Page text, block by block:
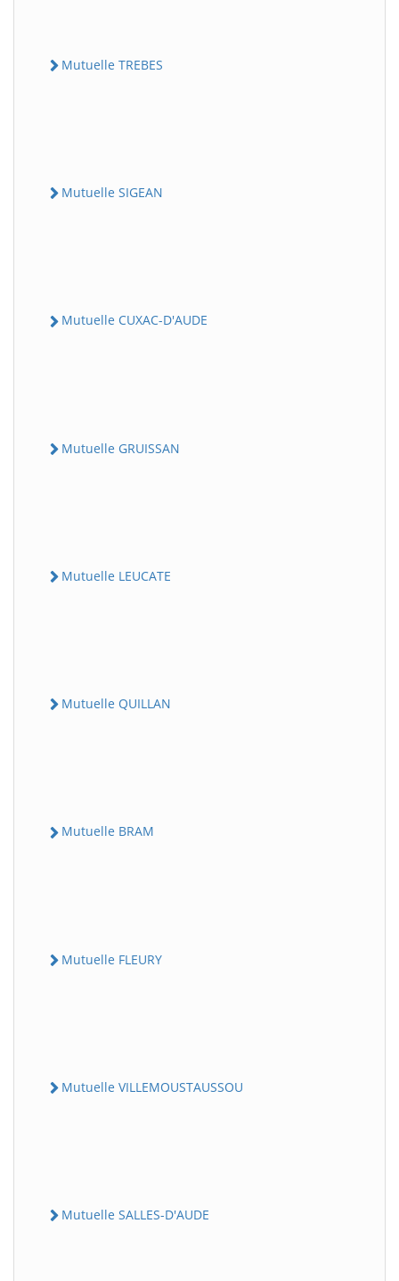
Mutuelle TREBES
Mutuelle SIGEAN
Mutuelle CUXAC-D'AUDE
Mutuelle GRUISSAN
Mutuelle LEUCATE
Mutuelle QUILLAN
Mutuelle BRAM
Mutuelle FLEURY
Mutuelle VILLEMOUSTAUSSOU
Mutuelle SALLES-D'AUDE